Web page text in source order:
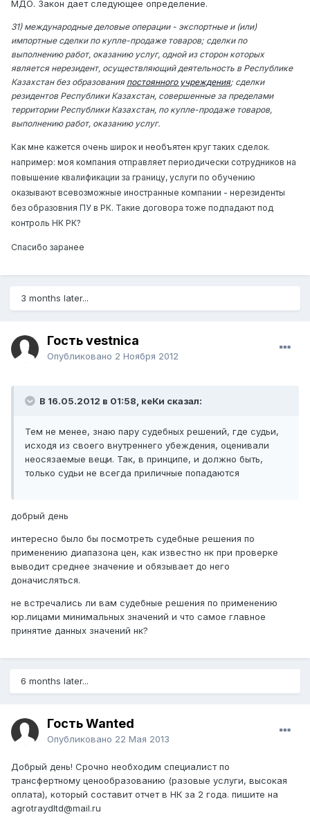
МДО. Закон дает следующее определение.
31) международные деловые операции - экспортные и (или)
импортные сделки по купле-продаже товаров; сделки по
выполнению работ, оказанию услуг, одной из сторон которых
является нерезидент, осуществляющий деятельность в Республике
Казахстан без образования постоянного учреждения; сделки
резидентов Республики Казахстан, совершенные за пределами
территории Республики Казахстан, по купле-продаже товаров,
выполнению работ, оказанию услуг.
Как мне кажется очень широк и необъятен круг таких сделок.
например: моя компания отправляет периодически сотрудников на
повышение квалификации за границу, услуги по обучению
оказывают всевозможные иностранные компании - нерезиденты
без образовния ПУ в РК. Такие договора тоже подпадают под
контроль НК РК?
Спасибо заранее
3 months later...
Гость vestnica
Опубликовано 2 Ноября 2012
В 16.05.2012 в 01:58, кеКи сказал:
Тем не менее, знаю пару судебных решений, где судьи,
исходя из своего внутреннего убеждения, оценивали
неосязаемые вещи. Так, в принципе, и должно быть,
только судьи не всегда приличные попадаются
добрый день
интересно было бы посмотреть судебные решения по
применению диапазона цен, как известно нк при проверке
выводит среднее значение и обязывает до него
доначисляться.
не встречались ли вам судебные решения по применению
юр.лицами минимальных значений и что самое главное
принятие данных значений нк?
6 months later...
Гость Wanted
Опубликовано 22 Мая 2013
Добрый день! Срочно необходим специалист по
трансфертному ценообразованию (разовые услуги, высокая
оплата), который составит отчет в НК за 2 года. пишите на
agrotraydltd@mail.ru